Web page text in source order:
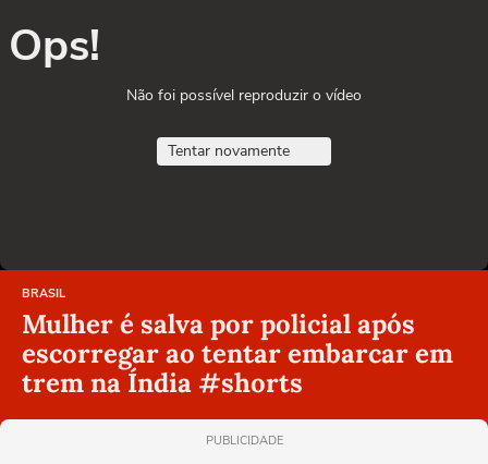
Ops!
Não foi possível reproduzir o vídeo
Tentar novamente
BRASIL
Mulher é salva por policial após
escorregar ao tentar embarcar em
trem na Índia #shorts
PUBLICIDADE